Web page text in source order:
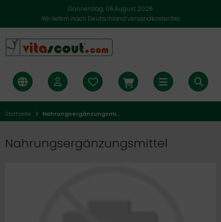
Donnerstag, 06.August 2026
Wir liefern nach Deutschland versandkostenfrei
Startseite Nahrungsergänzungsmittel
Nahrungsergänzungsmittel